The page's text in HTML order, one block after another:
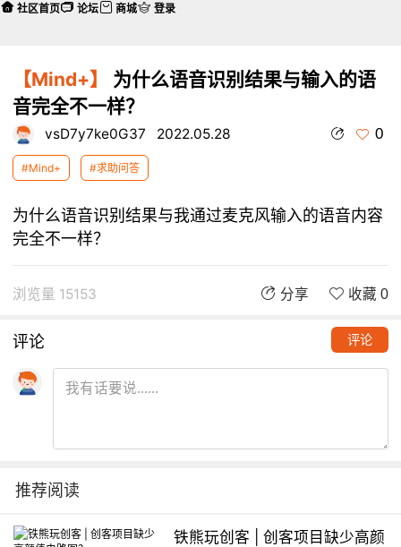
【Mind+】
为什么语音识别结果与输入的语
音完全不一样？
vsD7y7ke0G37 2022.05.28 0
#Mind+ #求助问答
为什么语音识别结果与我通过麦克风输入的语音内容
完全不一样？
浏览量 15153 分享 收藏 0
评论 评论
推荐阅读
铁熊玩创客 | 创客项目缺少高颜
社区首页 论坛 商城 登录